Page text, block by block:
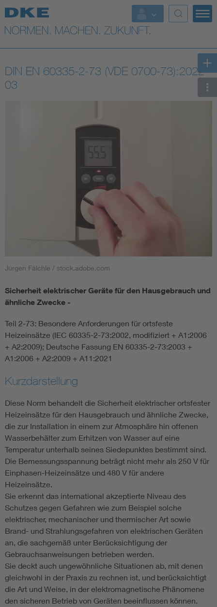
Top-Themen
VDE Fokusthemen
Digital Security
Smart Cities
DKE Fachinformationen im Kontext der Normung
Blitzschutz: DIN EN 62305 in der Übersicht
Cybersecurity in der Industrieautomatisierung
Elektrofachkraft (EFK)
DIN EN 60335-2-73 (VDE 0700-73):2022-
03
Jürgen Fälchle / stock.adobe.com
Sicherheit elektrischer Geräte für den Hausgebrauch und
ähnliche Zwecke -
Teil 2-73: Besondere Anforderungen für ortsfeste
Heizeinsätze (IEC 60335-2-73:2002, modifiziert + A1:2006
+ A2:2009); Deutsche Fassung EN 60335-2-73:2003 +
A1:2006 + A2:2009 + A11:2021
Kurzdarstellung
Diese Norm behandelt die Sicherheit elektrischer ortsfester
Heizeinsätze für den Hausgebrauch und ähnliche Zwecke,
die zur Installation in einem zur Atmosphäre hin offenen
Wasserbehälter zum Erhitzen von Wasser auf eine
Temperatur unterhalb seines Siedepunktes bestimmt sind.
Die Bemessungsspannung beträgt nicht mehr als 250 V für
Einphasen-Heizeinsätze und 480 V für andere
Heizeinsätze.
Sie erkennt das international akzeptierte Niveau des
Schutzes gegen Gefahren wie zum Beispiel solche
elektrischer, mechanischer und thermischer Art sowie
Brand- und Strahlungsgefahren von elektrischen Geräten
an, die sachgemäß unter Berücksichtigung der
Gebrauchsanweisungen betrieben werden.
Sie deckt auch ungewöhnliche Situationen ab, mit denen
gleichwohl in der Praxis zu rechnen ist, und berücksichtigt
die Art und Weise, in der elektromagnetische Phänomene
den sicheren Betrieb von Geräten beeinflussen können.